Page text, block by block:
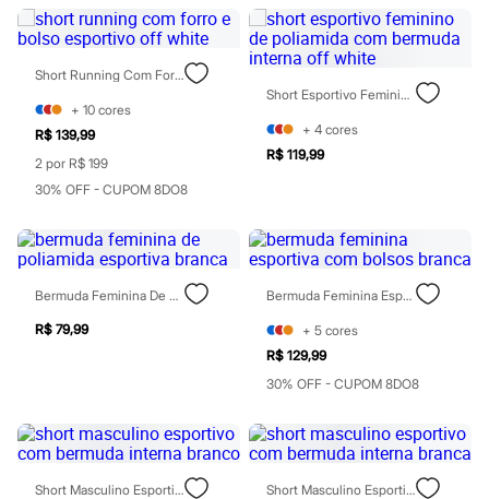
Macacões
Saias
Shorts e Bermudas
Vestidos
Bolsas
Bonés e Chapéus
Cintos
Óculos
Calçados
Botas
Chinelos
Rasteirinhas
Sandálias
Sapatilhas
Mindset
Sawary
Yessica
Moda esportiva
Short Running Com Forro E Bolso Esportivo Off White
+ 10 cores
R$ 139,99
2 por R$ 199
30% OFF - CUPOM 8DO8
Short Esportivo Feminino De Poliamida Com Bermuda Interna Off White
+ 4 cores
R$ 119,99
Bermuda Feminina De Poliamida Esportiva Branca
R$ 79,99
Bermuda Feminina Esportiva Com Bolsos Branca
+ 5 cores
R$ 129,99
30% OFF - CUPOM 8DO8
Short Masculino Esportivo Com Bermuda Interna Branco Short Masculino Esportivo Com Bermuda Interna Branca